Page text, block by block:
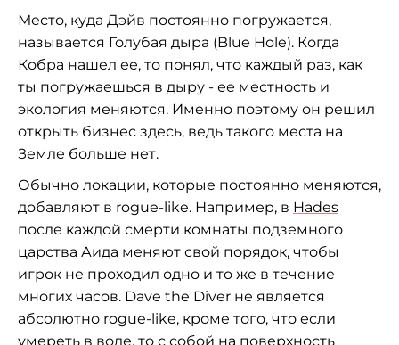
Место, куда Дэйв постоянно погружается,
называется Голубая дыра (Blue Hole). Когда
Кобра нашел ее, то понял, что каждый раз, как
ты погружаешься в дыру - ее местность и
экология меняются. Именно поэтому он решил
открыть бизнес здесь, ведь такого места на
Земле больше нет.
Обычно локации, которые постоянно меняются,
добавляют в rogue-like. Например, в Hades
после каждой смерти комнаты подземного
царства Аида меняют свой порядок, чтобы
игрок не проходил одно и то же в течение
многих часов. Dave the Diver не является
абсолютно rogue-like, кроме того, что если
умереть в воде, то с собой на поверхность